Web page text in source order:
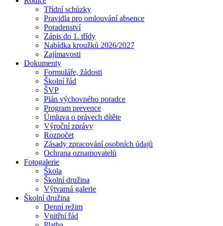
Třídní schůzky
Pravidla pro omlouvání absence
Poradenství
Zápis do 1. třídy
Nabídka kroužků 2026/2027
Zajímavosti
Dokumenty
Formuláře, žádosti
Školní řád
ŠVP
Plán výchovného poradce
Program prevence
Úmluva o právech dítěte
Výroční zprávy
Rozpočet
Zásady zpracování osobních údajů
Ochrana oznamovatelů
Fotogalerie
Škola
Školní družina
Výtvarná galerie
Školní družina
Denní režim
Vnitřní řád